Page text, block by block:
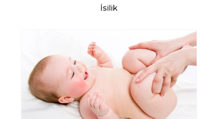
İsilik